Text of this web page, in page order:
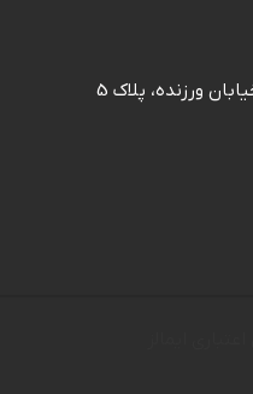
تهران، خیابان بهار شمالی خيابان ورزنده، پلاک 5